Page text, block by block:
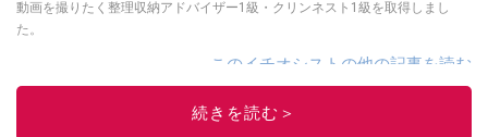
動画を撮りたく整理収納アドバイザー1級・クリンネスト1級を取得しまし
た。
このイチオシストの他の記事を読む
続きを読む＞